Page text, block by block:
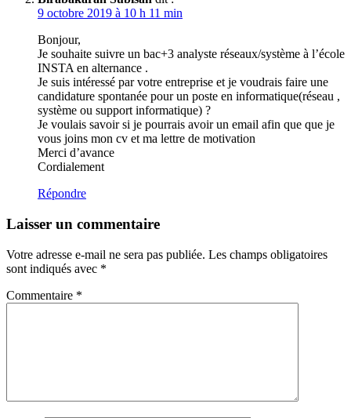
9 octobre 2019 à 10 h 11 min
Bonjour,
Je souhaite suivre un bac+3 analyste réseaux/système à l’école
INSTA en alternance .
Je suis intéressé par votre entreprise et je voudrais faire une
candidature spontanée pour un poste en informatique(réseau ,
système ou support informatique) ?
Je voulais savoir si je pourrais avoir un email afin que que je
vous joins mon cv et ma lettre de motivation
Merci d’avance
Cordialement
Répondre
Laisser un commentaire
Votre adresse e-mail ne sera pas publiée. Les champs obligatoires
sont indiqués avec *
Commentaire *